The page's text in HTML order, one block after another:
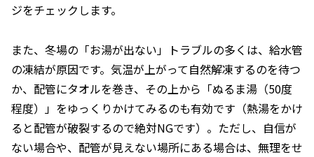
ジをチェックします。
また、冬場の「お湯が出ない」トラブルの多くは、給水管
の凍結が原因です。気温が上がって自然解凍するのを待つ
か、配管にタオルを巻き、その上から「ぬるま湯（50度
程度）」をゆっくりかけてみるのも有効です（熱湯をかけ
ると配管が破裂するので絶対NGです）。ただし、自信が
ない場合や、配管が見えない場所にある場合は、無理をせ